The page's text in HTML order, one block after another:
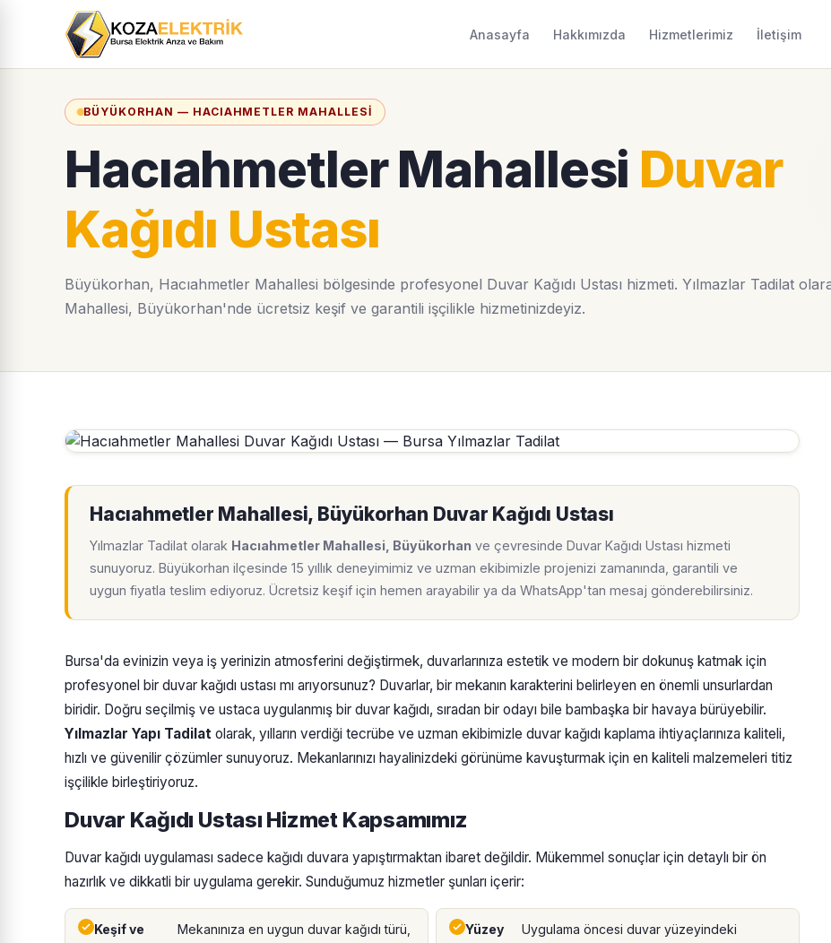
Anasayfa Hakkımızda Hizmetlerimiz İletişim
BÜYÜKORHAN — HACIAHMETLER MAHALLESI
Hacıahmetler Mahallesi Duvar
Kağıdı Ustası
Büyükorhan, Hacıahmetler Mahallesi bölgesinde profesyonel Duvar Kağıdı Ustası hizmeti. Yılmazlar Tadilat
Mahallesi, Büyükorhan'nde ücretsiz keşif ve garantili işçilikle hizmetinizdeyiz.
Hacıahmetler Mahallesi, Büyükorhan Duvar Kağıdı Ustası
Yılmazlar Tadilat olarak Hacıahmetler Mahallesi, Büyükorhan ve çevresinde Duvar Kağıdı Ustası hizmeti
sunuyoruz. Büyükorhan ilçesinde 15 yıllık deneyimimiz ve uzman ekibimizle projenizi zamanında, garantili ve
uygun fiyatla teslim ediyoruz. Ücretsiz keşif için hemen arayabilir ya da WhatsApp'tan mesaj gönderebilirsiniz.
Bursa'da evinizin veya iş yerinizin atmosferini değiştirmek, duvarlarınıza estetik ve modern bir dokunuş katmak için
profesyonel bir duvar kağıdı ustası mı arıyorsunuz? Duvarlar, bir mekanın karakterini belirleyen en önemli unsurlardan
biridir. Doğru seçilmiş ve ustaca uygulanmış bir duvar kağıdı, sıradan bir odayı bile bambaşka bir havaya bürüyebilir.
Yılmazlar Yapı Tadilat olarak, yılların verdiği tecrübe ve uzman ekibimizle duvar kağıdı kaplama ihtiyaçlarınıza kaliteli,
hızlı ve güvenilir çözümler sunuyoruz. Mekanlarınızı hayalinizdeki görünüme kavuşturmak için en kaliteli malzemeleri titiz
işçilikle birleştiriyoruz.
Duvar Kağıdı Ustası Hizmet Kapsamımız
Duvar kağıdı uygulaması sadece kağıdı duvara yapıştırmaktan ibaret değildir. Mükemmel sonuçlar için detaylı bir ön
hazırlık ve dikkatli bir uygulama gerekir. Sunduğumuz hizmetler şunları içerir:
Keşif ve
Mekanınıza en uygun duvar kağıdı türü,
Yüzey
Uygulama öncesi duvar yüzeyindeki